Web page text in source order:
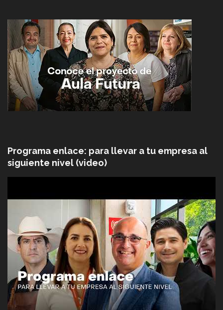
Programa enlace: para llevar a tu empresa al
siguiente nivel (video)